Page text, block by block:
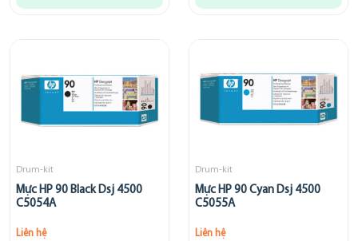
Drum-kit
Mực HP 90 Black Dsj 4500
C5054A
Liên hệ
Drum-kit
Mực HP 90 Cyan Dsj 4500
C5055A
Liên hệ